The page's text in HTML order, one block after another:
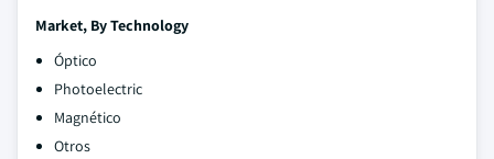
Market, By Technology
Óptico
Photoelectric
Magnético
Otros